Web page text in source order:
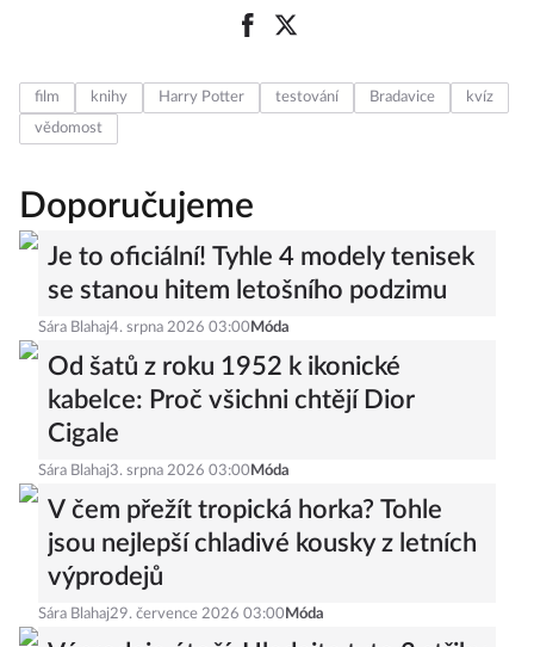
film knihy Harry Potter testování Bradavice
kvíz
vědomost
Doporučujeme
Je to oficiální! Tyhle 4 modely tenisek
se stanou hitem letošního podzimu
Sára Blahaj4. srpna 2026 03:00 Móda
Od šatů z roku 1952 k ikonické
kabelce: Proč všichni chtějí Dior
Cigale
Sára Blahaj3. srpna 2026 03:00 Móda
V čem přežít tropická horka? Tohle
jsou nejlepší chladivé kousky z letních
výprodejů
Sára Blahaj29. července 2026 03:00 Móda